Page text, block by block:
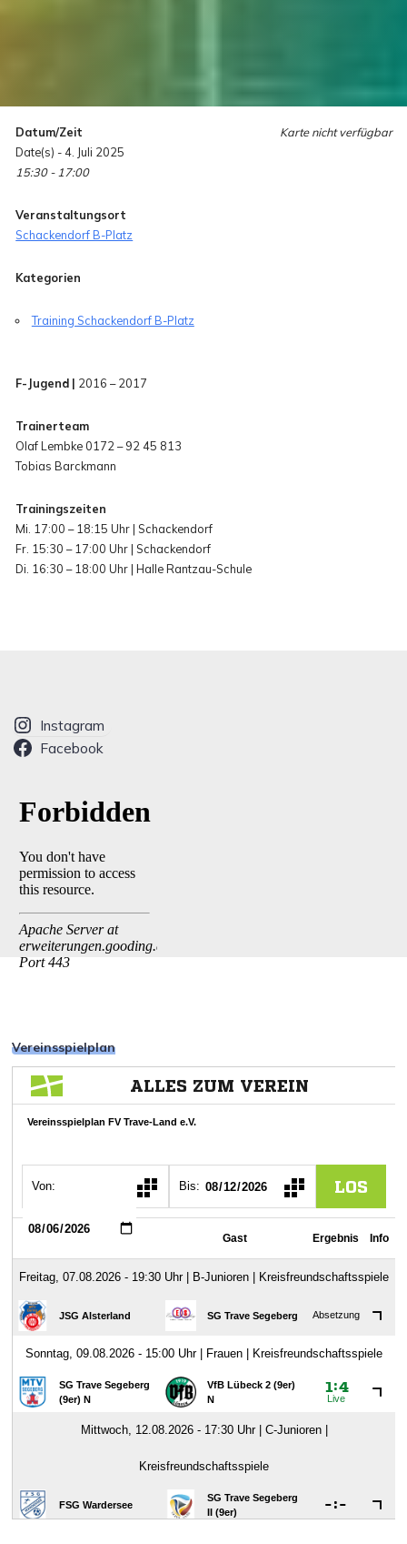
Karte nicht verfügbar
Datum/Zeit
Date(s) - 4. Juli 2025
15:30 - 17:00
Veranstaltungsort
Schackendorf B-Platz
Kategorien
Training Schackendorf B-Platz
F-Jugend | 2016 – 2017
Trainerteam
Olaf Lembke 0172 – 92 45 813
Tobias Barckmann
Trainingszeiten
Mi. 17:00 – 18:15 Uhr | Schackendorf
Fr. 15:30 – 17:00 Uhr | Schackendorf
Di. 16:30 – 18:00 Uhr | Halle Rantzau-Schule
Instagram
Facebook
Vereinsspielplan